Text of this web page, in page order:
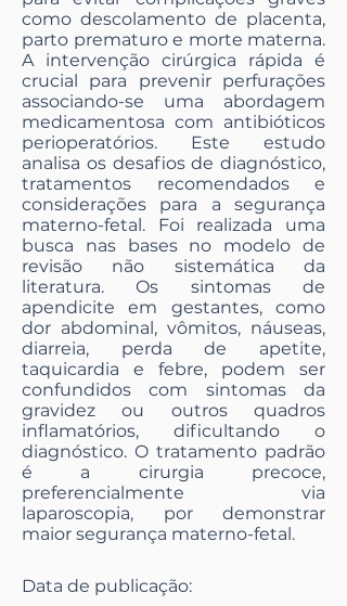
como descolamento de placenta,
parto prematuro e morte materna.
A intervenção cirúrgica rápida é
crucial para prevenir perfurações
associando-se uma abordagem
medicamentosa com antibióticos
perioperatórios. Este estudo
analisa os desafios de diagnóstico,
tratamentos recomendados e
considerações para a segurança
materno-fetal. Foi realizada uma
busca nas bases no modelo de
revisão não sistemática da
literatura. Os sintomas de
apendicite em gestantes, como
dor abdominal, vômitos, náuseas,
diarreia, perda de apetite,
taquicardia e febre, podem ser
confundidos com sintomas da
gravidez ou outros quadros
inflamatórios, dificultando o
diagnóstico. O tratamento padrão
é a cirurgia precoce,
preferencialmente via
laparoscopia, por demonstrar
maior segurança materno-fetal.
Data de publicação: